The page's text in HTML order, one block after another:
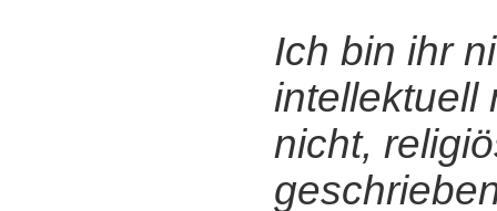
Ich bin ihr
intellektuell
nicht,